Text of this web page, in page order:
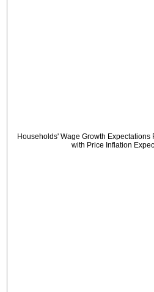
Households' Wage Growth Expectations
with Price Inflation